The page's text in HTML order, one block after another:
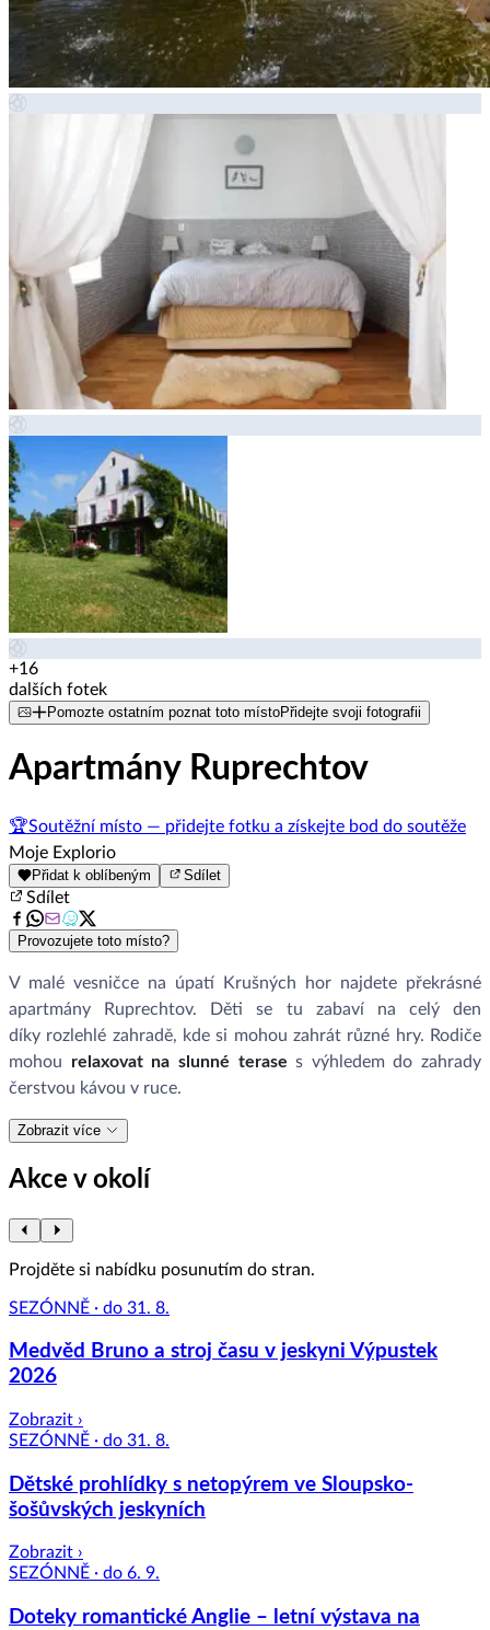
+16
dalších fotek
Pomozte ostatním poznat toto místoPřidejte svoji fotografii
Apartmány Ruprechtov
🏆Soutěžní místo — přidejte fotku a získejte bod do soutěže
Moje Explorio
Přidat k oblíbeným Sdílet
Sdílet
Provozujete toto místo?
V malé vesničce na úpatí Krušných hor najdete překrásné
apartmány Ruprechtov. Děti se tu zabaví na celý den
díky rozlehlé zahradě, kde si mohou zahrát různé hry. Rodiče
mohou relaxovat na slunné terase s výhledem do zahrady
čerstvou kávou v ruce.
Zobrazit více
Akce v okolí
Projděte si nabídku posunutím do stran.
SEZÓNNĚ · do 31. 8.
Medvěd Bruno a stroj času v jeskyni Výpustek
2026
Zobrazit ›
SEZÓNNĚ · do 31. 8.
Dětské prohlídky s netopýrem ve Sloupsko-
šošůvských jeskyních
Zobrazit ›
SEZÓNNĚ · do 6. 9.
Doteky romantické Anglie – letní výstava na